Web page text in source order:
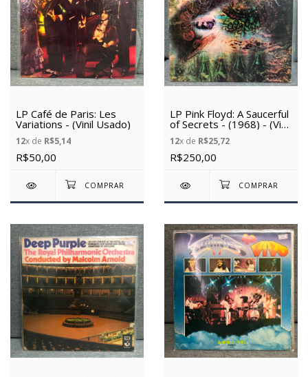
LP Café de Paris: Les
Variations - (Vinil Usado)
12x de R$5,14
R$50,00
LP Pink Floyd: A Saucerful
of Secrets - (1968) - (Vinil
Usado)
12x de R$25,72
R$250,00